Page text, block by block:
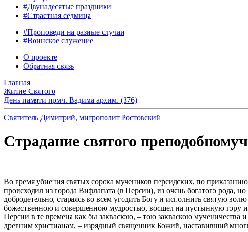
#Двунадесятые праздники
#Страстная седмица
#Проповеди на разные случаи
#Воинское служение
О проекте
Обратная связь
Главная
Житие Святого
День памяти прмч. Вадима архим. (376)
Святитель Димитрий, митрополит Ростовский
Страдание святого
Во время убиения святых сорока мучеников персидских, по
происходил из города Вифлапата (в Персии), из очень богатого рода,
добродетельно, стараясь во всем угодить Богу и исполнить святую
божественною и совершенною мудростью, восшел на пустынную гору
Персии в те времена как бы закваскою, – тою закваскою
древним христианам, – изрядный священник Божий, наставивший